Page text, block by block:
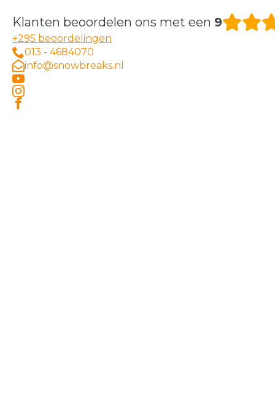
Klanten beoordelen ons met een 9
+295 beoordelingen
013 - 4684070
info@snowbreaks.nl